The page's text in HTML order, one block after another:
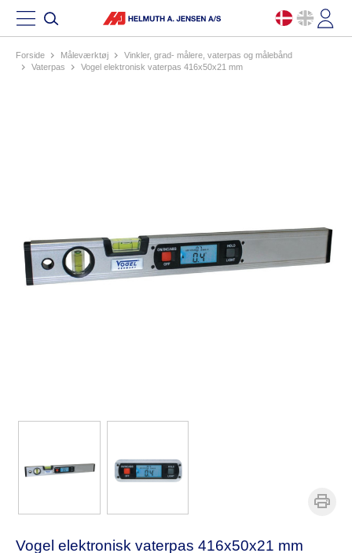
Forside måleværktøj
vinkler, grad- målere, vaterpas og målebånd
vaterpas
vogel elektronisk vaterpas 416x50x21 mm
Vogel elektronisk vaterpas 416x50x21 mm